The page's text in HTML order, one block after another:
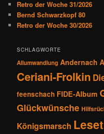
Retro der Woche 31/2026
Bernd Schwarzkopf 80
Retro der Woche 30/2026
SCHLAGWORTE
Allumwandlung Andernach
Ceriani-Frolkin
feenschach FIDE-Album
Glückwünsche
Königsmarsch